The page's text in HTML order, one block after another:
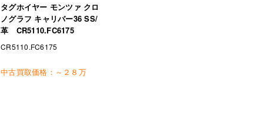
タグホイヤー モンツァ クロ
ノグラフ キャリバー36 SS/
革 CR5110.FC6175
CR5110.FC6175
中古買取価格： ～２８万